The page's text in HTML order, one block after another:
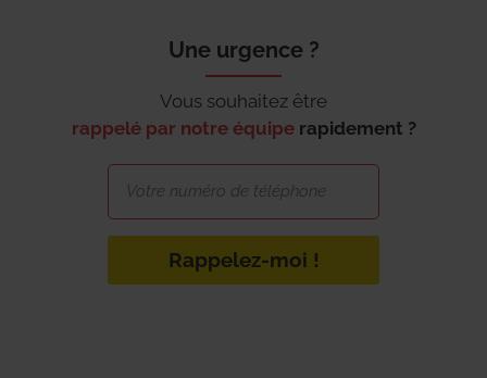
Une urgence ?
Vous souhaitez être
rappelé par notre équipe rapidement ?
Rappelez-moi !